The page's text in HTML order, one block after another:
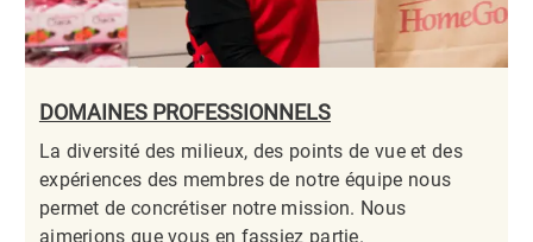
DOMAINES PROFESSIONNELS
La diversité des milieux, des points de vue et des
expériences des membres de notre équipe nous
permet de concrétiser notre mission. Nous
aimerions que vous en fassiez partie.​​​​​​​